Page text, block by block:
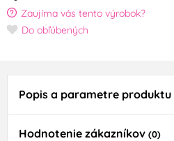
Zaujíma vás tento výrobok?
Do obľúbených
Popis a parametre produktu
Hodnotenie zákazníkov (0)